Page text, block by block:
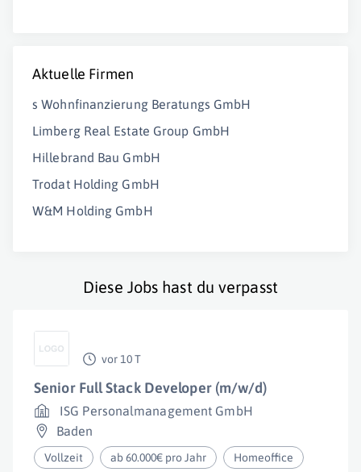
Aktuelle Firmen
s Wohnfinanzierung Beratungs GmbH
Limberg Real Estate Group GmbH
Hillebrand Bau GmbH
Trodat Holding GmbH
W&M Holding GmbH
Diese Jobs hast du verpasst
vor 10 T
Senior Full Stack Developer (m/w/d)
ISG Personalmanagement GmbH
Baden
Vollzeit ab 60.000€ pro Jahr Homeoffice